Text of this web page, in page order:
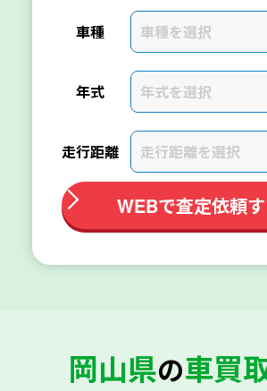
車種 車種を選択
年式 年式を選択
走行距離 走行距離を選択
WEBで査定依頼
岡山県の車買